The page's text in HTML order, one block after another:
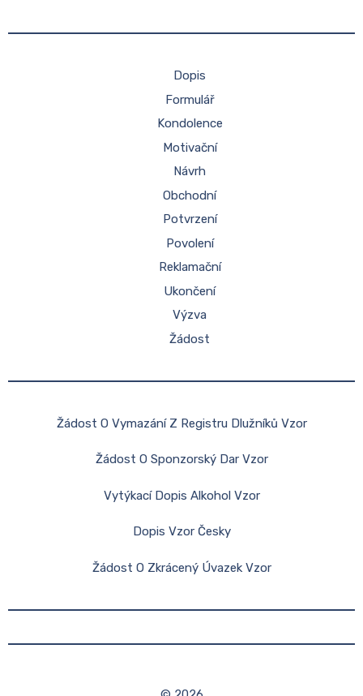
Dopis
Formulář
Kondolence
Motivační
Návrh
Obchodní
Potvrzení
Povolení
Reklamační
Ukončení
Výzva
Žádost
Žádost O Vymazání Z Registru Dlužníků Vzor
Žádost O Sponzorský Dar Vzor
Vytýkací Dopis Alkohol Vzor
Dopis Vzor Česky
Žádost O Zkrácený Úvazek Vzor